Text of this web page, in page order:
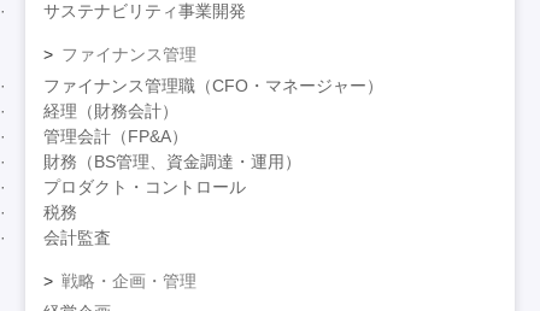
サステナビリティ事業開発
ファイナンス管理
ファイナンス管理職（CFO・マネージャー）
経理（財務会計）
管理会計（FP&A）
財務（BS管理、資金調達・運用）
プロダクト・コントロール
税務
会計監査
戦略・企画・管理